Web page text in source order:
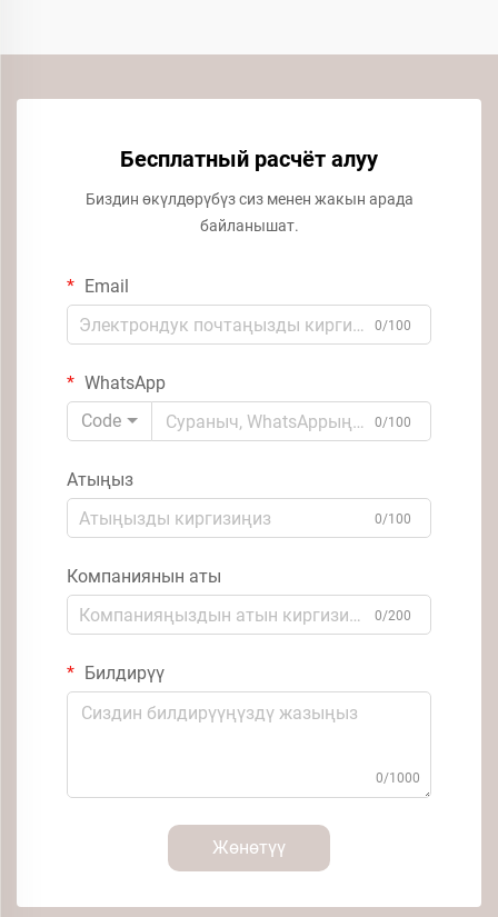
Бесплатный расчёт алуу
Биздин өкүлдөрүбүз сиз менен жакын арада
байланышат.
Email
0/100
WhatsApp
Code
0/100
Атыңыз
0/100
Компаниянын аты
0/200
Билдирүү
0/1000
Жөнөтүү